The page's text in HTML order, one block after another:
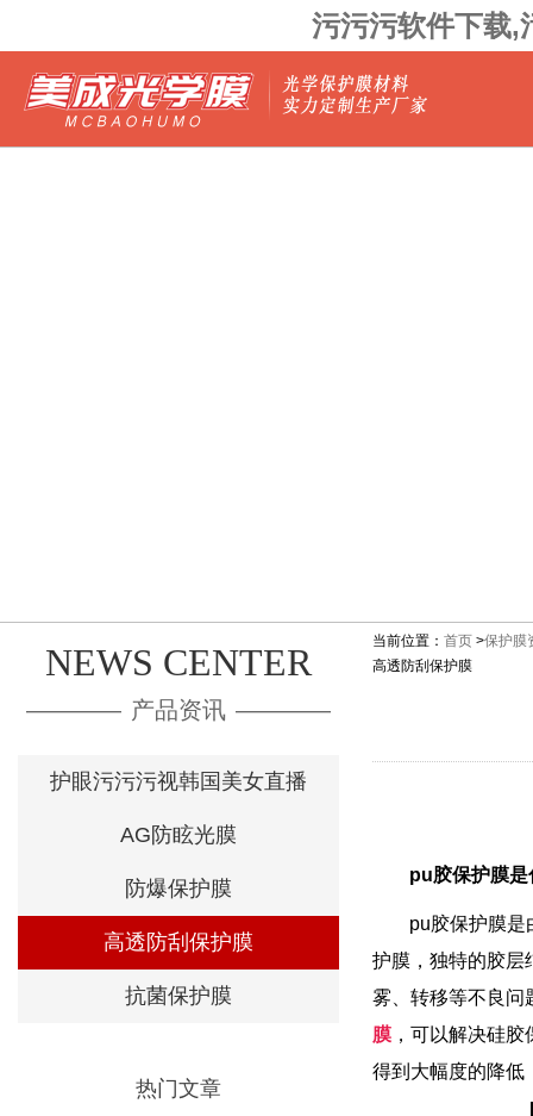
污污污软件下载,
NEWS CENTER
———— 产品资讯 ————
护眼污污污视韩国美女直播
AG防眩光膜
防爆保护膜
高透防刮保护膜
抗菌保护膜
热门文章
当前位置： 首页 >保护膜
高透防刮保护膜
pu胶保护膜是
pu胶保护膜是
护膜，独特的胶
雾、转移等不
膜 ，可以解决硅
得到大幅度的降低